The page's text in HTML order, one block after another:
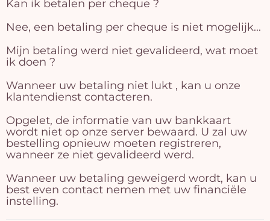
Kan ik betalen per cheque ?
Nee, een betaling per cheque is niet mogelijk...
Mijn betaling werd niet gevalideerd, wat moet
ik doen ?
Wanneer uw betaling niet lukt , kan u onze
klantendienst contacteren.
Opgelet, de informatie van uw bankkaart
wordt niet op onze server bewaard. U zal uw
bestelling opnieuw moeten registreren,
wanneer ze niet gevalideerd werd.
Wanneer uw betaling geweigerd wordt, kan u
best even contact nemen met uw financiële
instelling.